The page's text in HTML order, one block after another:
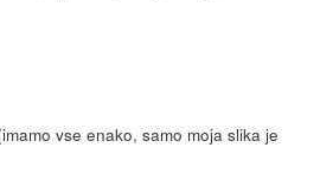
vse enako, samo moja slika je